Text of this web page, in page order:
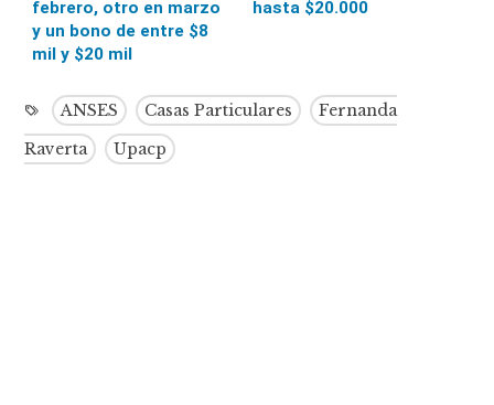
febrero, otro en marzo
y un bono de entre $8
mil y $20 mil
hasta $20.000
ANSES Casas Particulares
Fernanda
Raverta
Upacp